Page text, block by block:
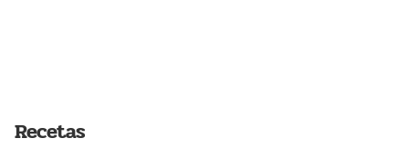
Recetas